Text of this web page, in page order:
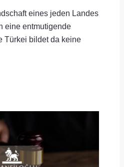
eines jeden Landes
eine entmutigende
Türkei bildet da keine